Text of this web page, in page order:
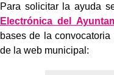
Para solicitar la ayuda
Electrónica del
bases de la
de la web municipal: